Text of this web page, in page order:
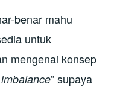
benar mahu
untuk
mengenai konsep
” supaya